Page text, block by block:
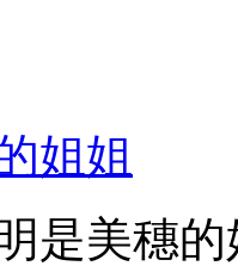
姐姐
是美穗